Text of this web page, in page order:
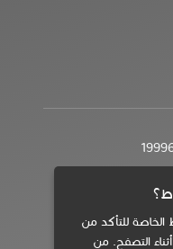
الخاصة للتأكد من
التصفح. من